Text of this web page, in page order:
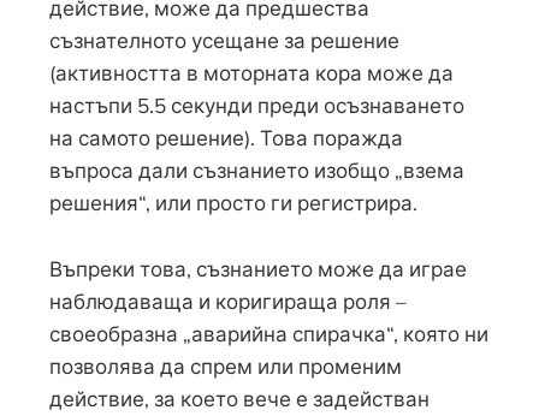
действие, може да предшества
съзнателното усещане за решение
(активността в моторната кора може да
настъпи 5.5 секунди преди осъзнаването
на самото решение). Това поражда
въпроса дали съзнанието изобщо „взема
решения“, или просто ги регистрира.
Въпреки това, съзнанието може да играе
наблюдаваща и коригираща роля –
своеобразна „аварийна спирачка“, която ни
позволява да спрем или променим
действие, за което вече е задействан